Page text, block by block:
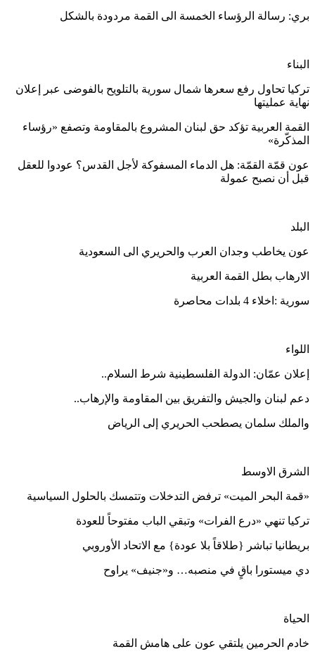
بري: رسالة الرؤساء الخمسة الى القمة مردودة بالشكل
البناء
تركيا تحاول رفع سعرها شمال سورية بالتلويح بالفوضى عبر إعلان
نهاية عمليتها
القمة العربية تؤكد حق لبنان المشروع بالمقاومة وتصفع «رؤساء
المذكّرة»
عون قمّة القمّة: هل الدماء المسفوكة لأجل القدس؟ عودوا للعقل
قبل أن نصبح عمولة
البلد
عون يخاطب وجدان العرب والحريري الى السعودية
الارهاب بطل القمة العربية
سورية :اخلاء 4 بلدات محاصرة
اللواء
إعلان عمّان: الدولة الفلسطينية شرط السلام..
دعم لبنان والجيش والتفريق بين المقاومة والإرهاب..
والملك سلمان يصطحب الحريري إلى الرياض
الشرق الاوسط
«قمة البحر الميت» ترفض التدخلات وتتمسك بالحلول السياسية
تركيا تنهي «درع الفرات» وتبقي الباب مفتوحاً للعودة
بريطانيا تباشر {طلاقاً بلا عودة} مع الاتحاد الأوروبي
دي ميستورا باقٍ في منصبه… و«جنيف» يراوح
الحياة
خادم الحرمين يلتقي عون على هامش القمة